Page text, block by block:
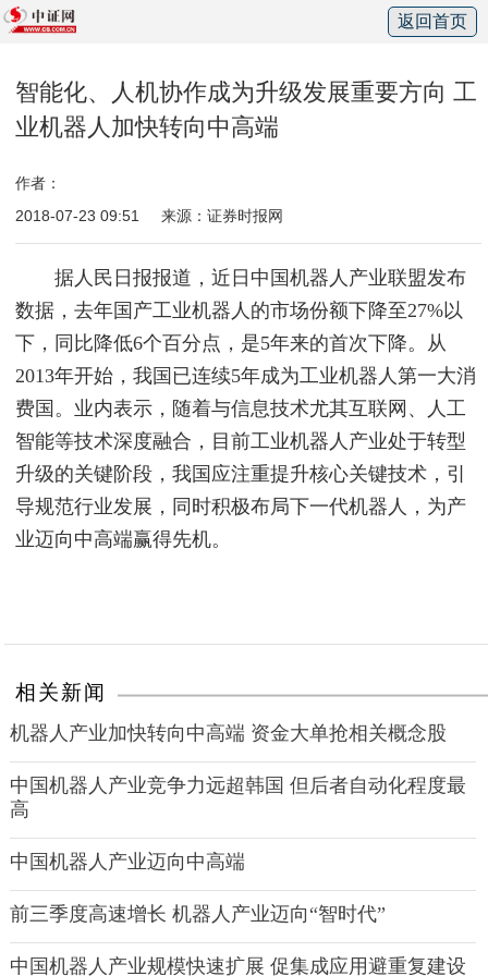
返回首页
智能化、人机协作成为升级发展重要方向 工
业机器人加快转向中高端
作者：
2018-07-23 09:51
来源：证券时报网
据人民日报报道，近日中国机器人产业联盟发布
数据，去年国产工业机器人的市场份额下降至27%以
下，同比降低6个百分点，是5年来的首次下降。从
2013年开始，我国已连续5年成为工业机器人第一大消
费国。业内表示，随着与信息技术尤其互联网、人工
智能等技术深度融合，目前工业机器人产业处于转型
升级的关键阶段，我国应注重提升核心关键技术，引
导规范行业发展，同时积极布局下一代机器人，为产
业迈向中高端赢得先机。
相关新闻
机器人产业加快转向中高端 资金大单抢相关概念股
中国机器人产业竞争力远超韩国 但后者自动化程度最
高
中国机器人产业迈向中高端
前三季度高速增长 机器人产业迈向“智时代”
中国机器人产业规模快速扩展 促集成应用避重复建设